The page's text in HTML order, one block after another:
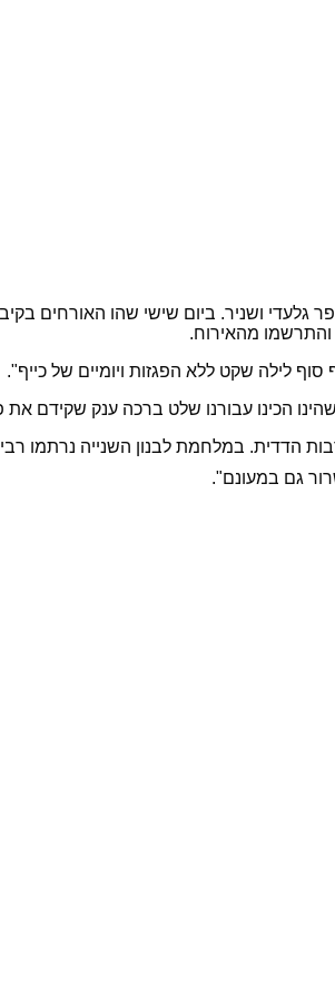
ושניר. ביום שישי שהו האורחים
מהאירוח.
סוף לילה שקט ללא הפגזות ויומיים של כייף".
הכינו עבורנו שלט ברכה ענק שקידם את
הדדית. במלחמת לבנון השנייה
גם במעונם".